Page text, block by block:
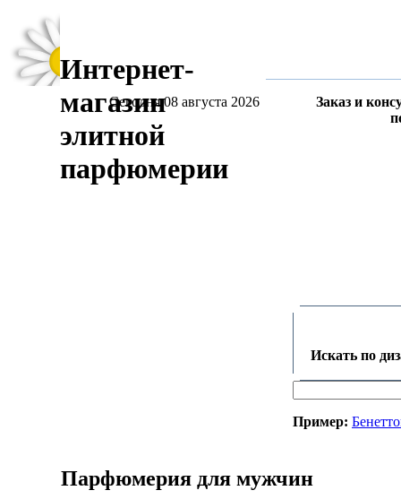
Интернет-
магазин
элитной
парфюмерии
Сегодня 08 августа 2026
Заказ и
Искать по
Пример:
Парфюмерия для мужчин